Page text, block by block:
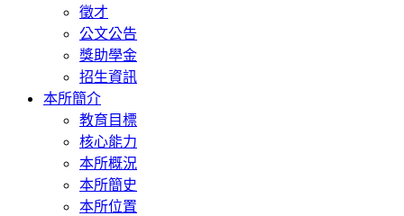
徵才
公文公告
獎助學金
招生資訊
本所簡介
教育目標
核心能力
本所概況
本所簡史
本所位置